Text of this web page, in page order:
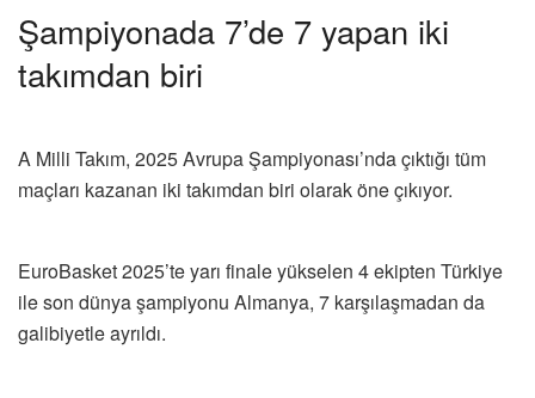
Şampiyonada 7’de 7 yapan iki
takımdan biri
A Milli Takım, 2025 Avrupa Şampiyonası’nda çıktığı tüm
maçları kazanan iki takımdan biri olarak öne çıkıyor.
EuroBasket 2025’te yarı finale yükselen 4 ekipten Türkiye
ile son dünya şampiyonu Almanya, 7 karşılaşmadan da
galibiyetle ayrıldı.